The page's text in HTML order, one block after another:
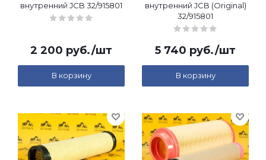
внутренний JCB 32/915801
2 200 руб./шт
В корзину
внутренний JCB (Original)
32/915801
5 740 руб./шт
В корзину